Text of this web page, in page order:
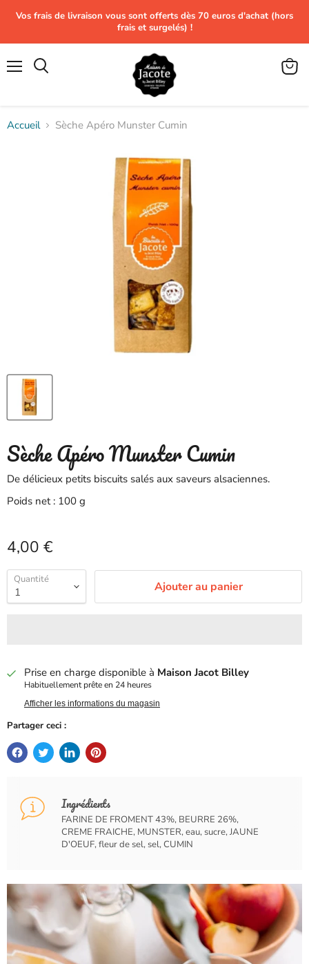
Vos frais de livraison vous sont offerts dès 70 euros d'achat (hors
frais et surgelés) !
Voir
Accueil Sèche Apéro Munster Cumin
Sèche Apéro Munster Cumin
De délicieux petits biscuits salés aux saveurs alsaciennes.
Poids net : 100 g
Prix actuel
4,00 €
Quantité Ajouter au panier
Prise en charge disponible à Maison Jacot Billey
Habituellement prête en 24 heures
Afficher les informations du magasin
Partager ceci :
Ingrédients
FARINE DE FROMENT 43%, BEURRE 26%,
CREME FRAICHE, MUNSTER, eau, sucre, JAUNE
D'OEUF, fleur de sel, sel, CUMIN